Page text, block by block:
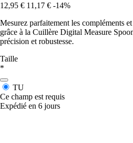
12,95 € 11,17 € -14%
Mesurez parfaitement les compléments
grâce à la Cuillère Digital Measure
précision et robustesse.
Taille
*
TU
Ce champ est requis
Expédié en 6 jours